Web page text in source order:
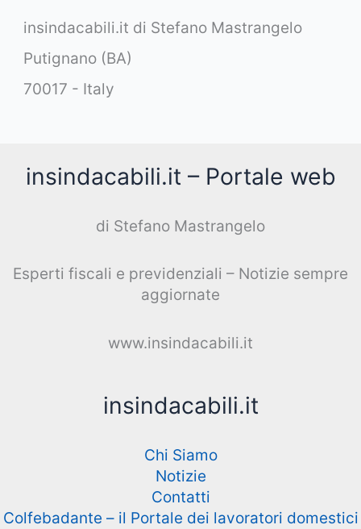
insindacabili.it di Stefano Mastrangelo
Putignano (BA)
70017 - Italy
insindacabili.it – Portale web
di Stefano Mastrangelo
Esperti fiscali e previdenziali – Notizie sempre
aggiornate
www.insindacabili.it
insindacabili.it
Chi Siamo
Notizie
Contatti
Colfebadante – il Portale dei lavoratori domestici